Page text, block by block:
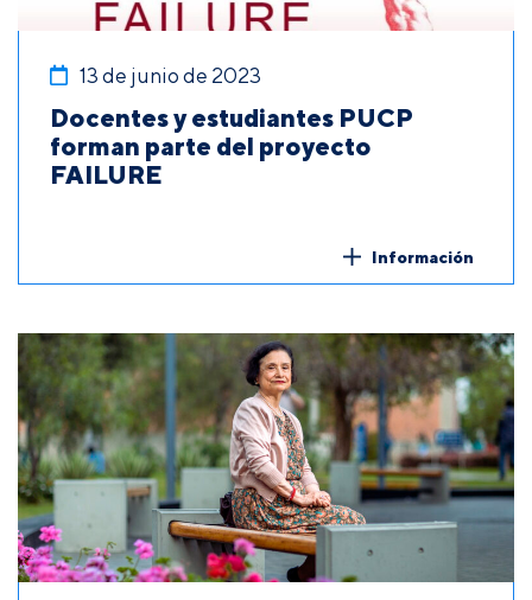
13 de junio de 2023
Docentes y estudiantes PUCP
forman parte del proyecto
FAILURE
Información